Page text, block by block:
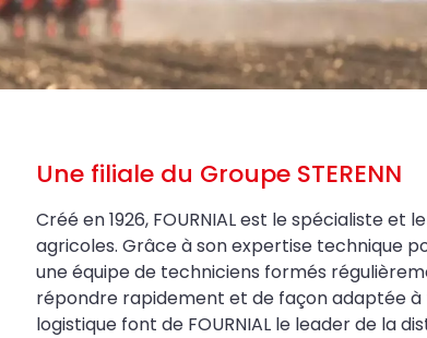
Une filiale du Groupe STERENN
Créé en 1926, FOURNIAL est le spécialiste
agricoles. Grâce à son expertise technique
une équipe de techniciens formés
répondre rapidement et de façon adaptée à
logistique font de FOURNIAL le leader de la